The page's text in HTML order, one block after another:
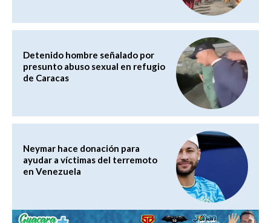
Detenido hombre señalado por
presunto abuso sexual en refugio
de Caracas
Neymar hace donación para
ayudar a víctimas del terremoto
en Venezuela